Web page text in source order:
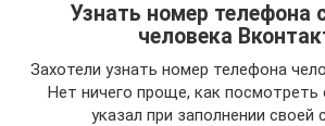
Узнать номер телефона
человека
Захотели узнать номер телефона
Нет ничего проще, как посмотреть
указал при заполнении своей